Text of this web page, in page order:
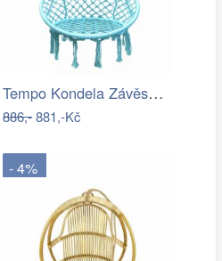
Tempo Kondela Závěsné křeslo AMADO 2…
886,-881,-Kč
- 4%